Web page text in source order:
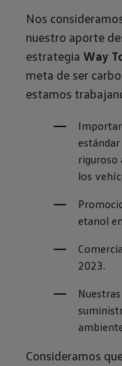
Nos
nuestro aporte
estrategia Way
meta de ser
estamos
riguroso
los
etanol
2023.
Consideramos